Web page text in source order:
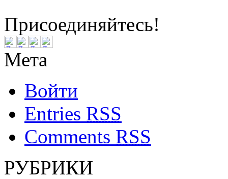
Присоединяйтесь!
Мета
Войти
Entries RSS
Comments RSS
РУБРИКИ